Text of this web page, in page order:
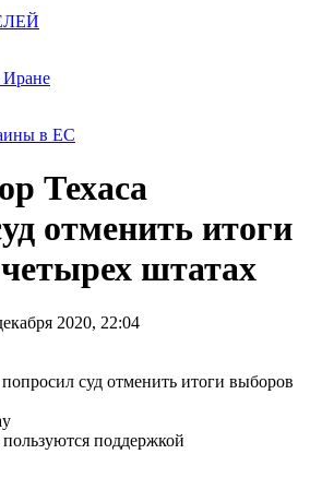
в ЕС
Техаса
отменить итоги
штатах
2020, 22:04
поддержкой